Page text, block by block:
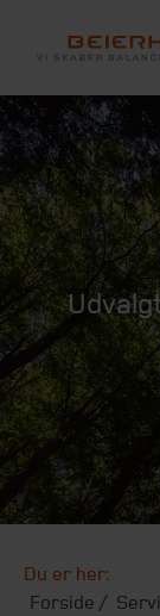
Du er her:
Forside